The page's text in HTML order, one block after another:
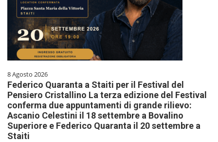
8 Agosto 2026
Federico Quaranta a Staiti per il Festival del
Pensiero Cristallino La terza edizione del Festival
conferma due appuntamenti di grande rilievo:
Ascanio Celestini il 18 settembre a Bovalino
Superiore e Federico Quaranta il 20 settembre a
Staiti